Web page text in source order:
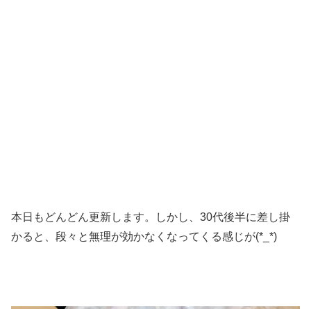
本日もどんどん更新します。しかし、30代後半に差し掛
かると、段々と無理が効かなくなってくる感じが(*_*)